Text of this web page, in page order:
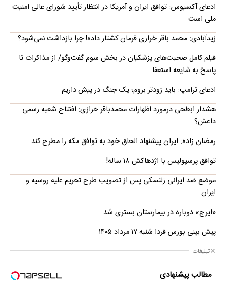
ادعای آکسیوس: توافق ایران و آمریکا در انتظار تأیید شورای عالی امنیت
ملی است
زیدآبادی: محمد باقر خرازی فرمان کشتار داده! چرا بازداشت نمی‌شود؟
فیلم کامل صحبت‌های پزشکیان در بخش سوم گفت‌وگو/ از مذاکرات تا
پاسخ به شایعه استعفا
ادعای ترامپ: باید زودتر بروم؛ یک جنگ در پیش داریم
هشدار ابطحی درمورد اظهارات محمدباقر خرازی: افتتاح شعبه رسمی
داعش؟
رمضان زاده: ایران پیشنهاد الحاق خود به توافق مکه را مطرح کند
توافق پرسپولیس با اژدهاکش ۱۸ ساله!
موضع ضد ایرانی زلنسکی پس از تصویب طرح تحریم علیه روسیه و
ایران
«ایرج» دوباره در بیمارستان بستری شد
پیش بینی بورس فردا شنبه ۱۷ مرداد ۱۴۰۵
تبلیغات
مطالب پیشنهادی